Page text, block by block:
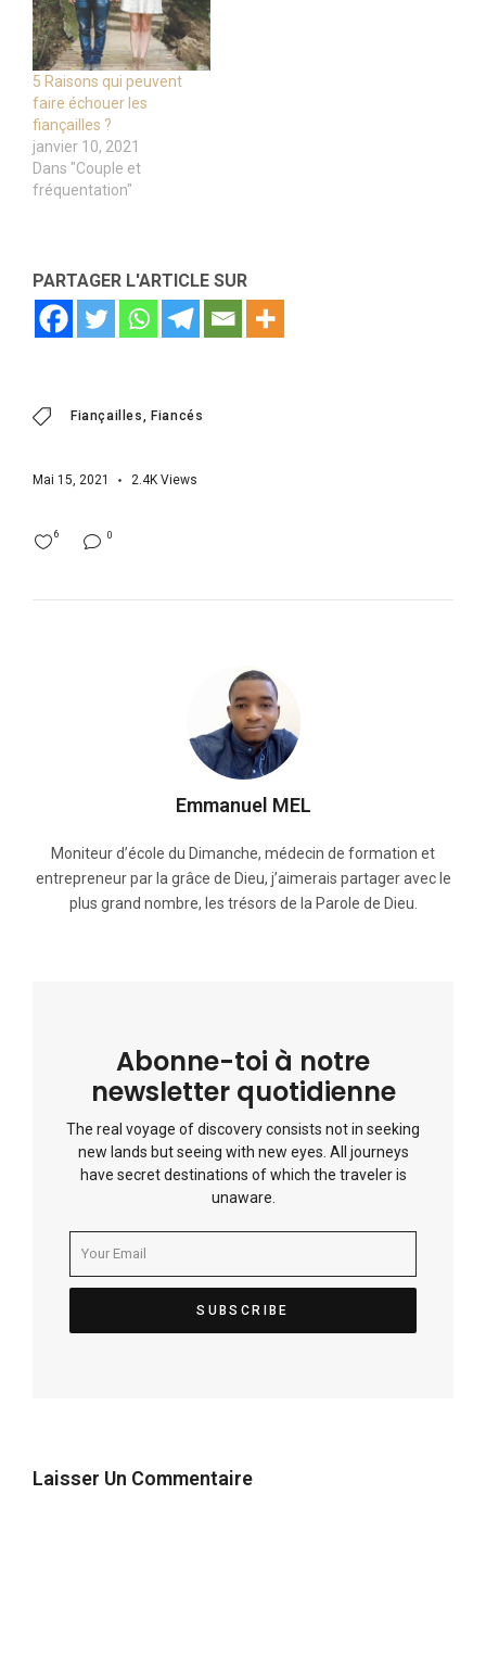
5 Raisons qui peuvent
faire échouer les
fiançailles ?
janvier 10, 2021
Dans "Couple et
fréquentation"
PARTAGER L'ARTICLE SUR
Fiançailles Fiancés
Mai 15, 2021 2.4K Views
0
6
Emmanuel MEL
Moniteur d’école du Dimanche, médecin de formation et
entrepreneur par la grâce de Dieu, j’aimerais partager avec le
plus grand nombre, les trésors de la Parole de Dieu.
Abonne-toi à notre
newsletter quotidienne
The real voyage of discovery consists not in seeking
new lands but seeing with new eyes. All journeys
have secret destinations of which the traveler is
unaware.
Laisser Un Commentaire